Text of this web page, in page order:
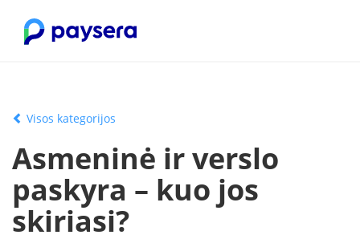
Visos kategorijos
Asmeninė ​​ir verslo
paskyra – kuo jos
skiriasi?